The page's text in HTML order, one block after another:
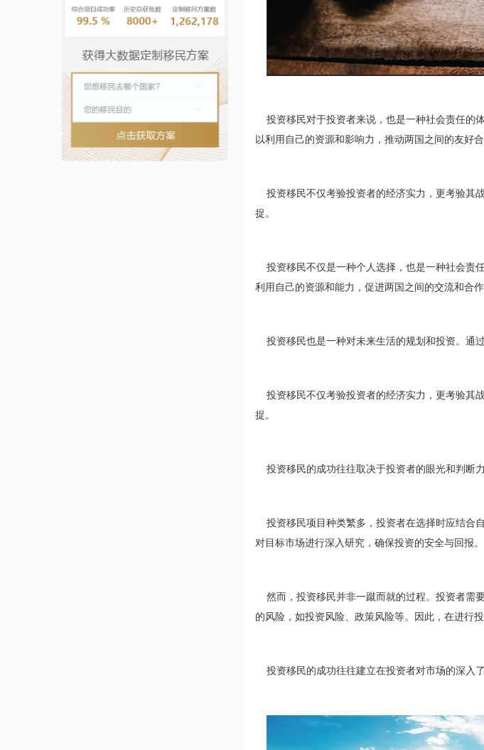
投资移民对于投资者来说，也是一种社会责任的
以利用自己的资源和影响力，推动两国之间的友好
投资移民不仅考验投资者的经济实力，更考验其
捉。
投资移民不仅是一种个人选择，也是一种社会责
利用自己的资源和能力，促进两国之间的交流和合
投资移民也是一种对未来生活的规划和投资。通
投资移民不仅考验投资者的经济实力，更考验其
捉。
投资移民的成功往往取决于投资者的眼光和判断
投资移民项目种类繁多，投资者在选择时应结合
对目标市场进行深入研究，确保投资的安全与回报。
然而，投资移民并非一蹴而就的过程。投资者需
的风险，如投资风险、政策风险等。因此，在进行
投资移民的成功往往建立在投资者对市场的深入